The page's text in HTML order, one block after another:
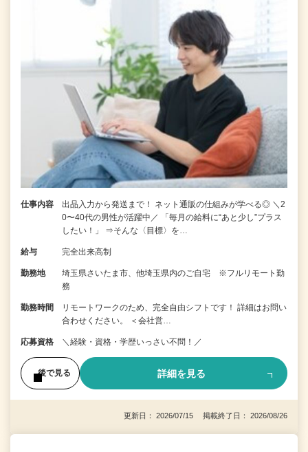
仕事内容
出品入力から発送まで！ ネット通販の仕組みが学べる◎ ＼2
0〜40代の男性が活躍中／ 「毎月の給料に“あと少し”プラス
したい！」 ⇒そんな〈目標〉を…
給与 完全出来高制
勤務地
埼玉県さいたま市、他埼玉県内のご自宅 ※フルリモート勤
務
勤務時間
リモートワークのため、完全自由シフトです！ 詳細はお問い
合わせください。 ＜会社営…
応募資格 ＼経験・資格・学歴いっさい不問！／
後で見る 詳細を見る
更新日： 2026/07/15 掲載終了日： 2026/08/26